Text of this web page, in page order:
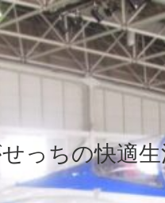
っちの快適